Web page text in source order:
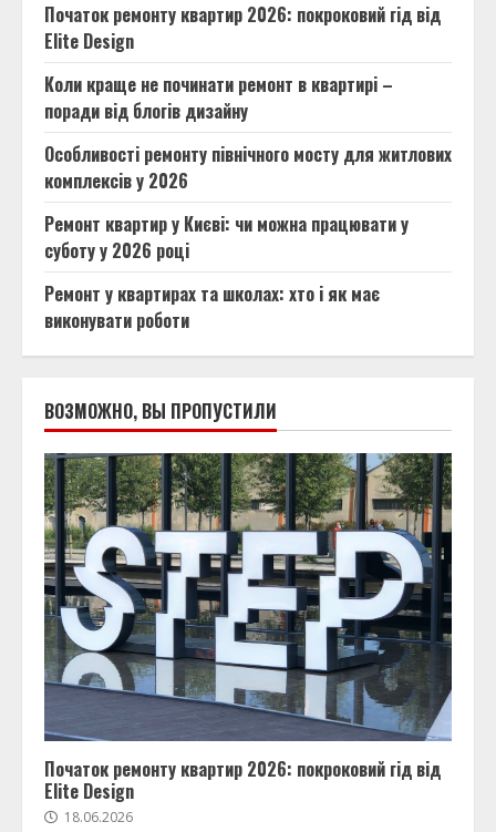
Початок ремонту квартир 2026: покроковий гід від
Elite Design
Коли краще не починати ремонт в квартирі –
поради від блогів дизайну
Особливості ремонту північного мосту для житлових
комплексів у 2026
Ремонт квартир у Києві: чи можна працювати у
суботу у 2026 році
Ремонт у квартирах та школах: хто і як має
виконувати роботи
ВОЗМОЖНО, ВЫ ПРОПУСТИЛИ
Початок ремонту квартир 2026: покроковий гід від
Elite Design
18.06.2026